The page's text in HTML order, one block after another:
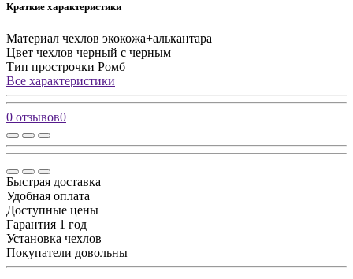
Краткие характеристики
Материал чехлов экокожа+алькантара
Цвет чехлов черный с черным
Тип прострочки Ромб
Все характеристики
0 отзывов0
Быстрая доставка
Удобная оплата
Доступные цены
Гарантия 1 год
Установка чехлов
Покупатели довольны